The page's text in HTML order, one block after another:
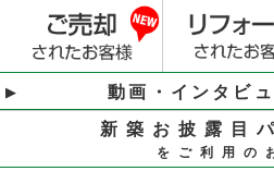
動画・インタビ
新築お披露目
をご利用の